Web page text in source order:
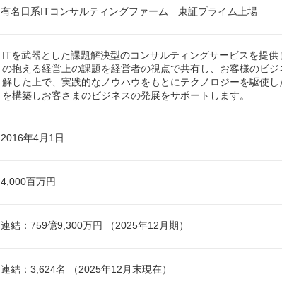
有名日系ITコンサルティングファーム 東証プライム上場
ITを武器とした課題解決型のコンサルティングサービスを提供
の抱える経営上の課題を経営者の視点で共有し、お客様のビ
解した上で、実践的なノウハウをもとにテクノロジーを駆使
を構築しお客さまのビジネスの発展をサポートします。
2016年4月1日
4,000百万円
連結：759億9,300万円 （2025年12月期）
連結：3,624名 （2025年12月末現在）